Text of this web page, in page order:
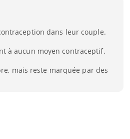
dans leur couple.
à aucun moyen contraceptif.
mais reste marquée par des